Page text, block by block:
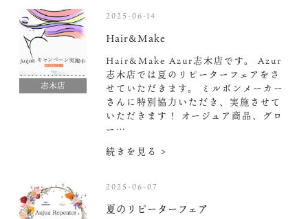
志木店
2025-06-14
Hair&Make
Hair&Make Azur志木店です。 Azur
志木店では夏のリピーターフェアをさ
せていただきます。 ミルボンメーカー
さんに特別協力いただき、実施させて
いただきます！ オージュア商品、グロ
ー…
続きを見る >
2025-06-07
夏のリピーターフェア